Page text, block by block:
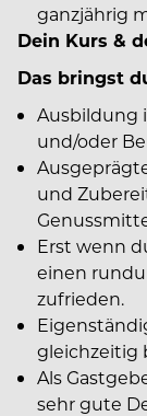
ganzjährig
Dein Kurs &
Das bringst
Ausbildung
und/oder
und
Erst wenn
einen
zufrieden.
gleichzeitig
Als
sehr gute